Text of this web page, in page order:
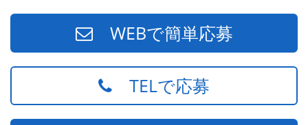
WEBで簡単応募
TELで応募